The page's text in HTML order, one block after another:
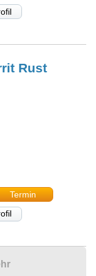
Rust
Termin